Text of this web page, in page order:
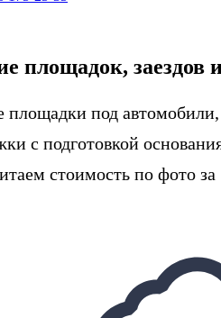
площадок, заездов
площадки под автомобили,
с подготовкой
стоимость по фото